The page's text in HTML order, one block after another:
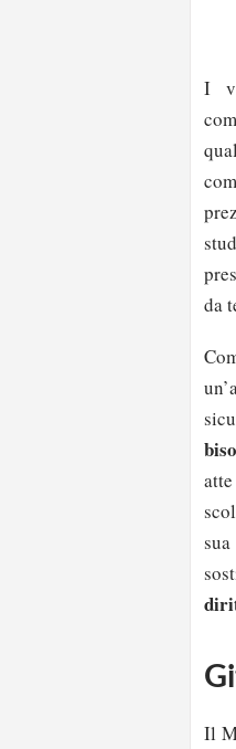
I
da
Il